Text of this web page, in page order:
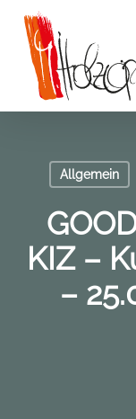
main
content
Allgemein
KIZ –
–